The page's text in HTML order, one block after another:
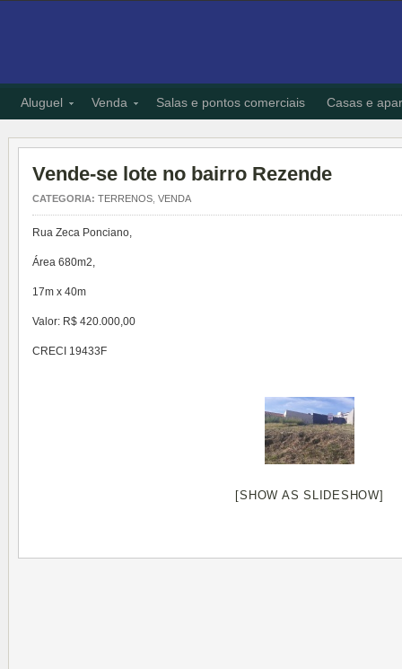
Aluguel Venda Salas e pontos comerciais Casas e
Vende-se lote no bairro Rezende
CATEGORIA: TERRENOS VENDA
Rua Zeca Ponciano,
Área 680m2,
17m x 40m
Valor: R$ 420.000,00
CRECI 19433F
[SHOW AS SLIDESHOW]